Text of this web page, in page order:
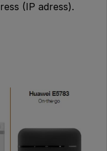
(IP adress).